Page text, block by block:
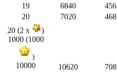
19
6840 456
20
7020 468
20 (2 x
)
1000 (1000
)
10000
10620 708